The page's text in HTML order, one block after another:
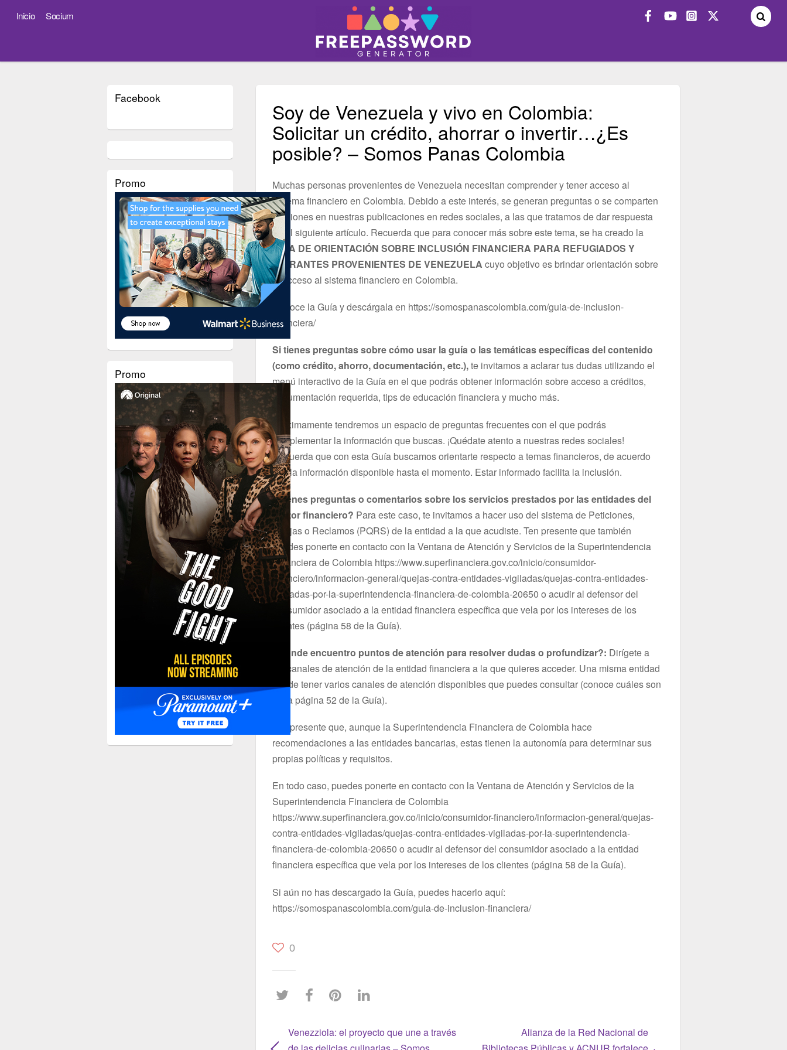
Inicio Socium
Soy de Venezuela y vivo en Colombia:
Solicitar un crédito, ahorrar o invertir…¿Es
posible? – Somos Panas Colombia
Muchas personas provenientes de Venezuela necesitan comprender y tener acceso al
sistema financiero en Colombia. Debido a este interés, se generan preguntas o se comparten
opiniones en nuestras publicaciones en redes sociales, a las que tratamos de dar respuesta
en el siguiente artículo. Recuerda que para conocer más sobre este tema, se ha creado la
GUÍA DE ORIENTACIÓN SOBRE INCLUSIÓN FINANCIERA PARA REFUGIADOS Y
MIGRANTES PROVENIENTES DE VENEZUELA cuyo objetivo es brindar orientación sobre
el acceso al sistema financiero en Colombia.
Conoce la Guía y descárgala en https://somospanascolombia.com/guia-de-inclusion-
financiera/
Si tienes preguntas sobre cómo usar la guía o las temáticas específicas del contenido
(como crédito, ahorro, documentación, etc.),te invitamos a aclarar tus dudas utilizando el
menú interactivo de la Guía en el que podrás obtener información sobre acceso a créditos,
documentación requerida, tips de educación financiera y mucho más.
Próximamente tendremos un espacio de preguntas frecuentes con el que podrás
complementar la información que buscas. ¡Quédate atento a nuestras redes sociales!
Recuerda que con esta Guía buscamos orientarte respecto a temas financieros, de acuerdo
con la información disponible hasta el momento. Estar informado facilita la inclusión.
¿Tienes preguntas o comentarios sobre los servicios prestados por las entidades del
sector financiero? Para este caso, te invitamos a hacer uso del sistema de Peticiones,
Quejas o Reclamos (PQRS) de la entidad a la que acudiste. Ten presente que también
puedes ponerte en contacto con la Ventana de Atención y Servicios de la Superintendencia
Financiera de Colombia https://www.superfinanciera.gov.co/inicio/consumidor-
financiero/informacion-general/quejas-contra-entidades-vigiladas/quejas-contra-entidades-
vigiladas-por-la-superintendencia-financiera-de-colombia-20650 o acudir al defensor del
consumidor asociado a la entidad financiera específica que vela por los intereses de los
clientes (página 58 de la Guía).
¿Dónde encuentro puntos de atención para resolver dudas o profundizar?: Dirígete a
los canales de atención de la entidad financiera a la que quieres acceder. Una misma entidad
puede tener varios canales de atención disponibles que puedes consultar (conoce cuáles son
en la página 52 de la Guía).
Ten presente que, aunque la Superintendencia Financiera de Colombia hace
recomendaciones a las entidades bancarias, estas tienen la autonomía para determinar sus
propias políticas y requisitos.
En todo caso, puedes ponerte en contacto con la Ventana de Atención y Servicios de la
Superintendencia Financiera de Colombia
https://www.superfinanciera.gov.co/inicio/consumidor-financiero/informacion-general/quejas-
contra-entidades-vigiladas/quejas-contra-entidades-vigiladas-por-la-superintendencia-
financiera-de-colombia-20650 o acudir al defensor del consumidor asociado a la entidad
financiera específica que vela por los intereses de los clientes (página 58 de la Guía).
Si aún no has descargado la Guía, puedes hacerlo aquí:
https://somospanascolombia.com/guia-de-inclusion-financiera/
0
Venezziola: el proyecto que une a través
Alianza de la Red Nacional de
Facebook
Promo
Promo